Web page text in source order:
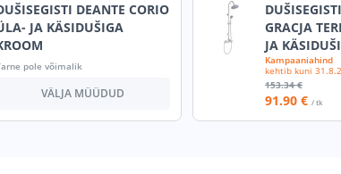
DEANTE CORIO
JA KÄSIDUŠIGA
pole võimalik
VÄLJA MÜÜDUD
GRACJA
JA
Kampaaniahind
kehtib kuni
153.34 €
91.90 € / tk